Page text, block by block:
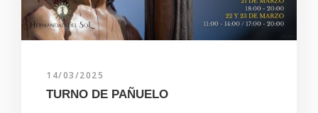
14/03/2025
TURNO DE PAÑUELO